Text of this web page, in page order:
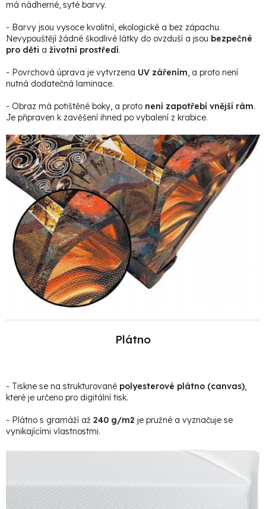
má nádherné, syté barvy.
- Barvy jsou vysoce kvalitní, ekologické a bez zápachu.
Nevypouštějí žádné škodlivé látky do ovzduší a jsou bezpečné
pro děti a životní prostředí.
- Povrchová úprava je vytvrzena UV zářením, a proto není
nutná dodatečná laminace.
- Obraz má potištěné boky, a proto není zapotřebí vnější rám.
Je připraven k zavěšení ihned po vybalení z krabice.
Plátno
- Tiskne se na strukturované polyesterové plátno (canvas),
které je určeno pro digitální tisk.
- Plátno s gramáží až 240 g/m2 je pružné a vyznačuje se
vynikajícími vlastnostmi.